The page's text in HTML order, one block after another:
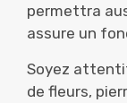
permettra
assure un
Soyez
de fleurs,